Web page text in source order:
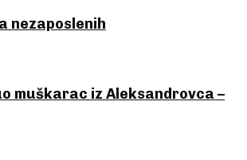
nezaposlenih
muškarac iz Aleksandrovca –